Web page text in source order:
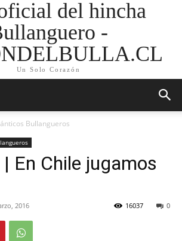
del hincha
-
Un Solo Corazón
Bullangueros
En Chile jugamos
2016 0
16037